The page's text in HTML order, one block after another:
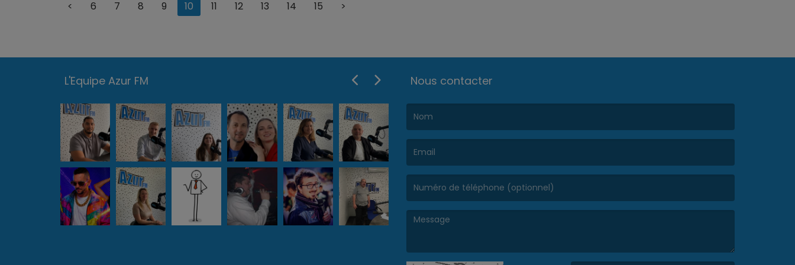
Inspirée par d'autres utilisateurs qui écrivaient pour le plaisir et
< 6 7 8 9 10 11 12 13 14 15 >
L'Equipe Azur FM Nous contacter